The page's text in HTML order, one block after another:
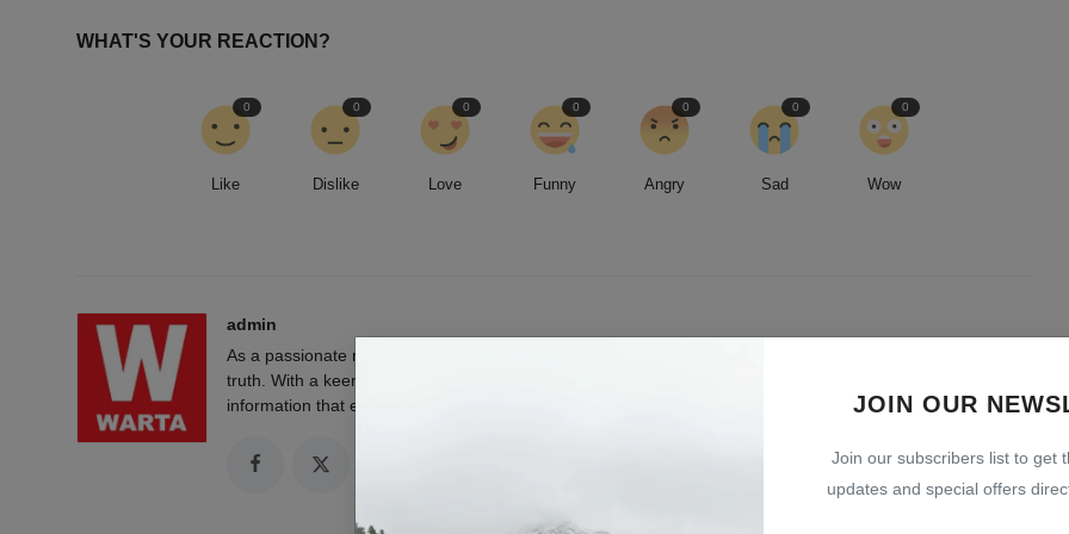
JOIN OUR
Join our subscribers list to get
updates and special offers
WHAT'S YOUR REACTION?
Like
0
Dislike
0
Love
0
Funny
0
Angry
0
Sad
0
Wow
0
admin
As a passionate news reporter, I am fueled by an insatiable curiosity and an unwavering commitment to
truth. With a keen eye for detail and a relentless pursuit of stories, I strive to deliver timely and accurate
information that empowers and engages readers.